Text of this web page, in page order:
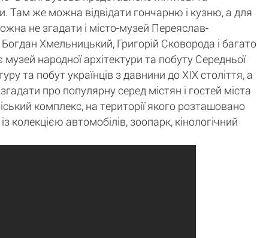
Там же можна відвідати гончарню і кузню, а для
не згадати і місто-музей Переяслав-
Хмельницький, Григорій Сковорода і багато
народної архітектури та побуту Середньої
та побут українців з давнини до XIX століття, а
про популярну серед містян і гостей міста
комплекс, на території якого розташовано
колекцією автомобілів, зоопарк, кінологічний